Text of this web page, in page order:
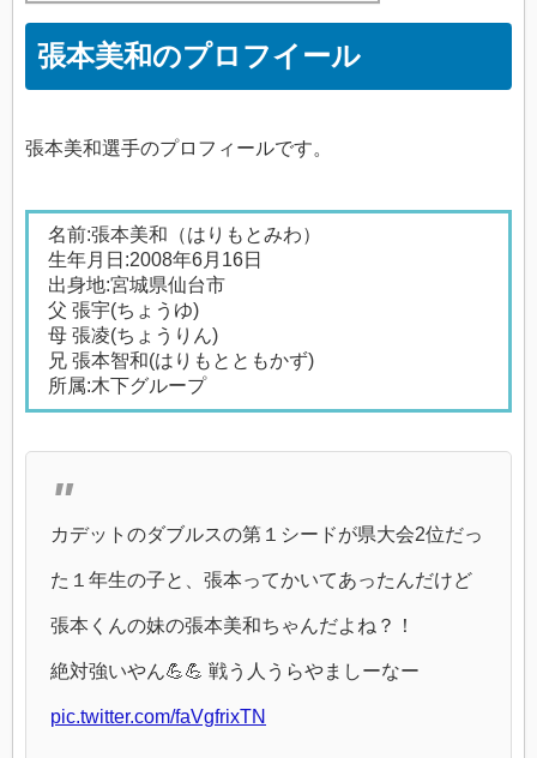
張本美和のプロフイール
張本美和選手のプロフィールです。
名前:張本美和（はりもとみわ）
生年月日:2008年6月16日
出身地:宮城県仙台市
父 張宇(ちょうゆ)
母 張凌(ちょうりん)
兄 張本智和(はりもとともかず)
所属:木下グループ
カデットのダブルスの第１シードが県大会2位だっ
た１年生の子と、張本ってかいてあったんだけど
張本くんの妹の張本美和ちゃんだよね？！
絶対強いやん💪💪 戦う人うらやましーなー
pic.twitter.com/faVgfrixTN